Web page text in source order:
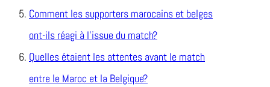
Comment les supporters marocains et belges
ont-ils réagi à l’issue du match?
Quelles étaient les attentes avant le match
entre le Maroc et la Belgique?